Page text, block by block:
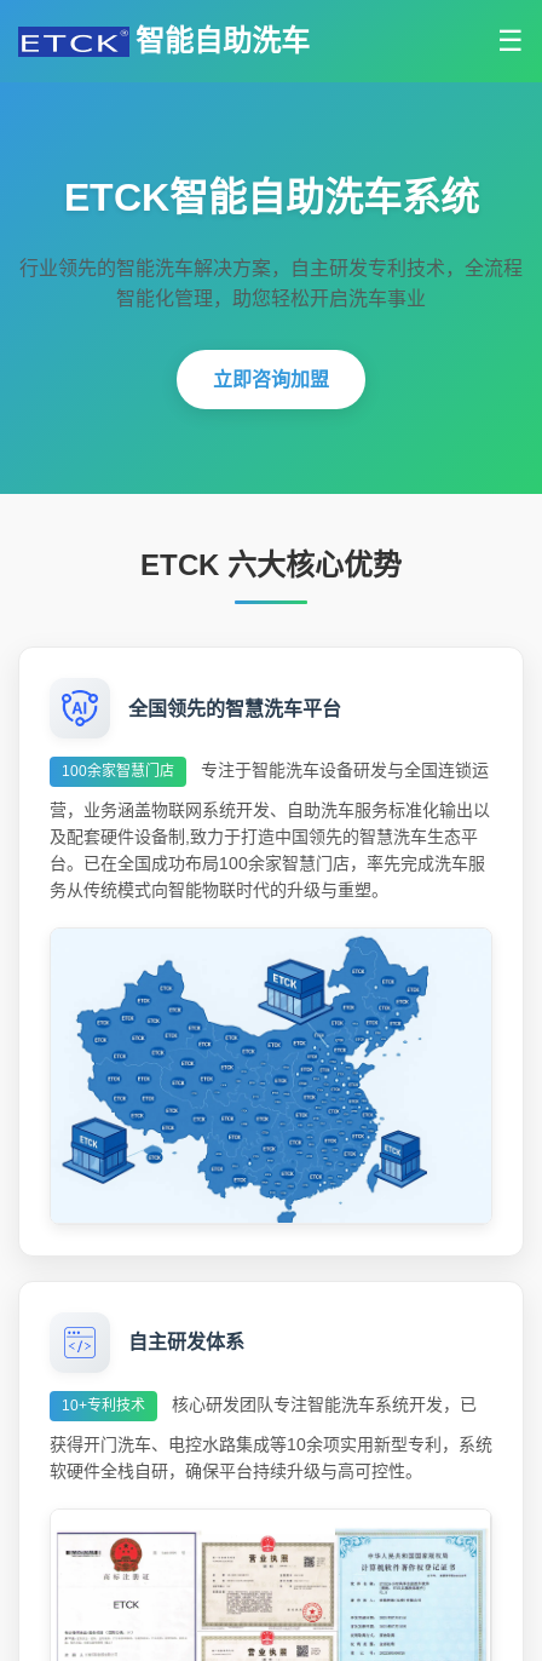
智能自助洗车 ☰
ETCK智能自助洗车系统
行业领先的智能洗车解决方案，自主研发专利技术，全流程
智能化管理，助您轻松开启洗车事业
立即咨询加盟
ETCK 六大核心优势
全国领先的智慧洗车平台
100余家智慧门店 专注于智能洗车设备研发与全国连锁运
营，业务涵盖物联网系统开发、自助洗车服务标准化输出以
及配套硬件设备制,致力于打造中国领先的智慧洗车生态平
台。已在全国成功布局100余家智慧门店，率先完成洗车服
务从传统模式向智能物联时代的升级与重塑。
自主研发体系
10+专利技术 核心研发团队专注智能洗车系统开发，已
获得开门洗车、电控水路集成等10余项实用新型专利，系统
软硬件全栈自研，确保平台持续升级与高可控性。